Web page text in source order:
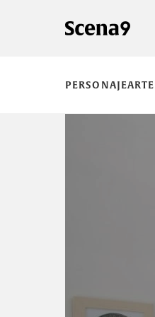
PERSONAJEARTE